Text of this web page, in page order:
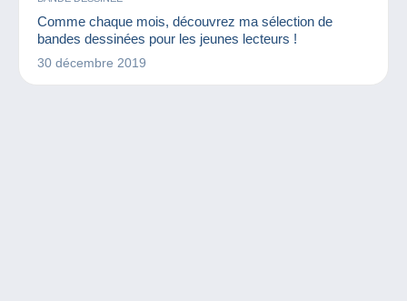
Comme chaque mois, découvrez ma sélection de
bandes dessinées pour les jeunes lecteurs !
30 décembre 2019